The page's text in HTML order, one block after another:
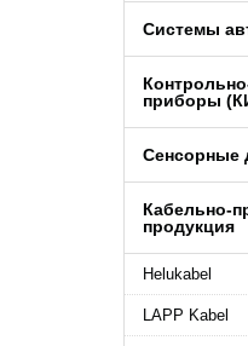
Системы
приборы
Сенсорные
Кабельно-
продукция
Helukabel
LAPP Kabel